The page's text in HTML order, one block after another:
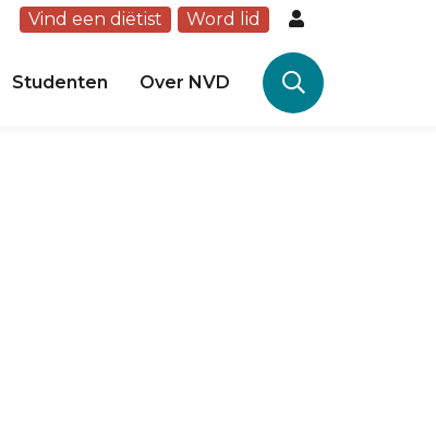
Vind een diëtist Word lid
Studenten Over NVD